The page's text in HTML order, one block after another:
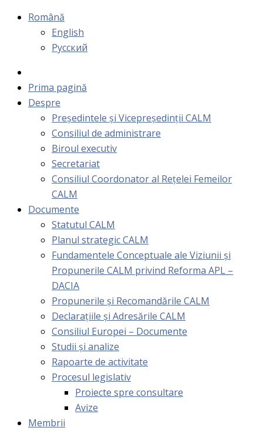
Română
English
Русский
Prima pagină
Despre
Președintele și Vicepreședinții CALM
Consiliul de administrare
Biroul executiv
Secretariat
Consiliul Coordonator al Rețelei Femeilor
CALM
Documente
Statutul CALM
Planul strategic CALM
Fundamentele Conceptuale ale Viziunii și
Propunerile CALM privind Reforma APL –
DACIA
Propunerile și Recomandările CALM
Declarațiile și Adresările CALM
Consiliul Europei – Documente
Studii și analize
Rapoarte de activitate
Procesul legislativ
Proiecte spre consultare
Avize
Membrii